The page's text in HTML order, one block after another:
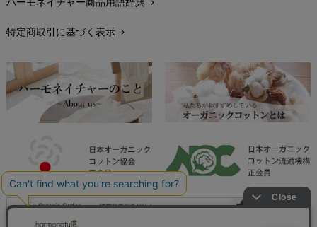
レビューを書こうchevron_right
返品交換chevron_right
FAXでのご注文
お問い合わせchevron_right
ハーモネイチャー商品用語辞典 chevron_right
特定商取引に基づく表示 chevron_right